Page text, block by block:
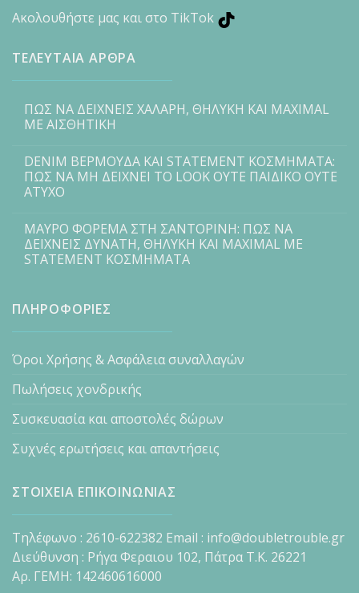
Ακολουθήστε μας και στο TikTok
ΤΕΛΕΥΤΑΙΑ ΑΡΘΡΑ
ΠΩΣ ΝΑ ΔΕΙΧΝΕΙΣ ΧΑΛΑΡΗ, ΘΗΛΥΚΗ ΚΑΙ MAXIMAL
ΜΕ ΑΙΣΘΗΤΙΚΗ
DENIM ΒΕΡΜΟΥΔΑ ΚΑΙ STATEMENT ΚΟΣΜΗΜΑΤΑ:
ΠΩΣ ΝΑ ΜΗ ΔΕΙΧΝΕΙ ΤΟ LOOK ΟΥΤΕ ΠΑΙΔΙΚΟ ΟΥΤΕ
ΑΤΥΧΟ
ΜΑΥΡΟ ΦΟΡΕΜΑ ΣΤΗ ΣΑΝΤΟΡΙΝΗ: ΠΩΣ ΝΑ
ΔΕΙΧΝΕΙΣ ΔΥΝΑΤΗ, ΘΗΛΥΚΗ ΚΑΙ MAXIMAL ΜΕ
STATEMENT ΚΟΣΜΗΜΑΤΑ
ΠΛΗΡΟΦΟΡΙΕΣ
Όροι Χρήσης & Ασφάλεια συναλλαγών
Πωλήσεις χονδρικής
Συσκευασία και αποστολές δώρων
Συχνές ερωτήσεις και απαντήσεις
ΣΤΟΙΧΕΙΑ ΕΠΙΚΟΙΝΩΝΙΑΣ
Τηλέφωνο : 2610-622382 Email : info@doubletrouble.gr
Διεύθυνση : Ρήγα Φεραιου 102, Πάτρα Τ.Κ. 26221
Αρ. ΓΕΜΗ: 142460616000